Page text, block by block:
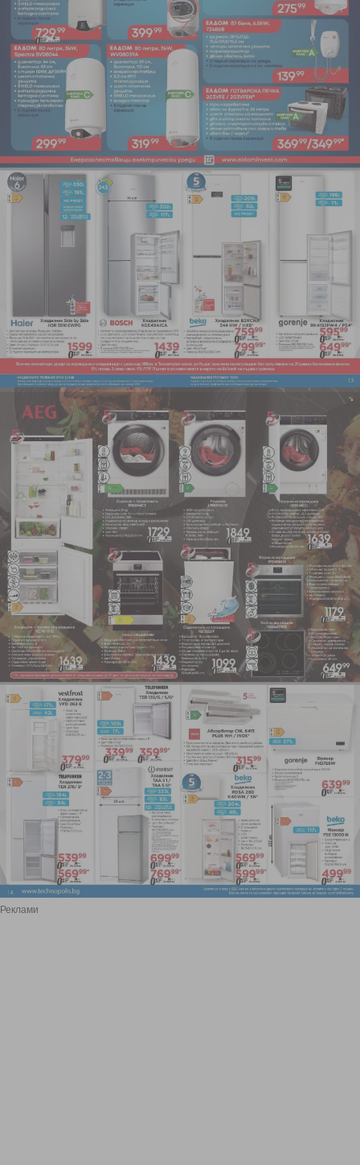
Реклами